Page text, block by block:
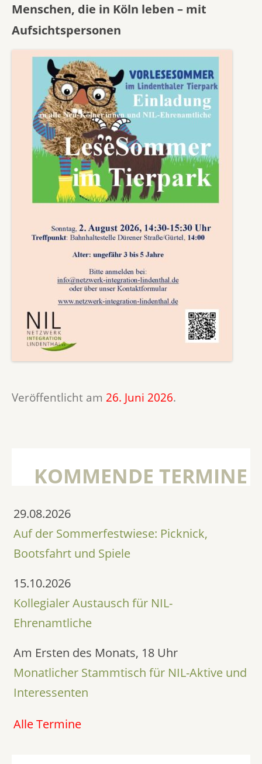
Menschen, die in Köln leben – mit
Aufsichtspersonen
Veröffentlicht am 26. Juni 2026.
KOMMENDE TERMINE
29.08.2026
Auf der Sommerfestwiese: Picknick,
Bootsfahrt und Spiele
15.10.2026
Kollegialer Austausch für NIL-
Ehrenamtliche
Am Ersten des Monats, 18 Uhr
Monatlicher Stammtisch für NIL-Aktive und
Interessenten
Alle Termine